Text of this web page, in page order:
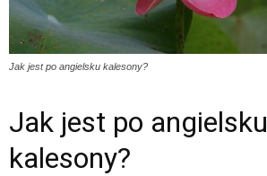
Jak jest po angielsku kalesony?
Jak jest po angielsku
kalesony?